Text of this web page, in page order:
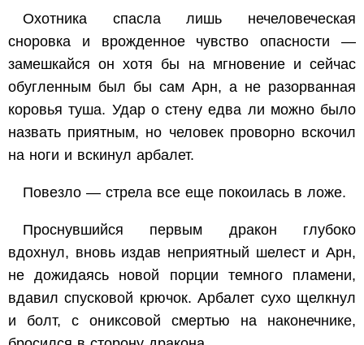
Охотника спасла лишь нечеловеческая
сноровка и врожденное чувство опасности —
замешкайся он хотя бы на мгновение и сейчас
обугленным был бы сам Арн, а не разорванная
коровья туша. Удар о стену едва ли можно было
назвать приятным, но человек проворно вскочил
на ноги и вскинул арбалет.
Повезло — стрела все еще покоилась в ложе.
Проснувшийся первым дракон глубоко
вдохнул, вновь издав неприятный шелест и Арн,
не дожидаясь новой порции темного пламени,
вдавил спусковой крючок. Арбалет сухо щелкнул
и болт, с ониксовой смертью на наконечнике,